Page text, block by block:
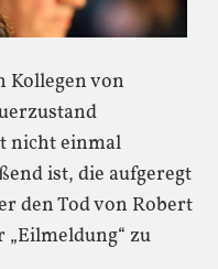
Kollegen von
nicht einmal
ist, die aufgeregt
den Tod von Robert
zu